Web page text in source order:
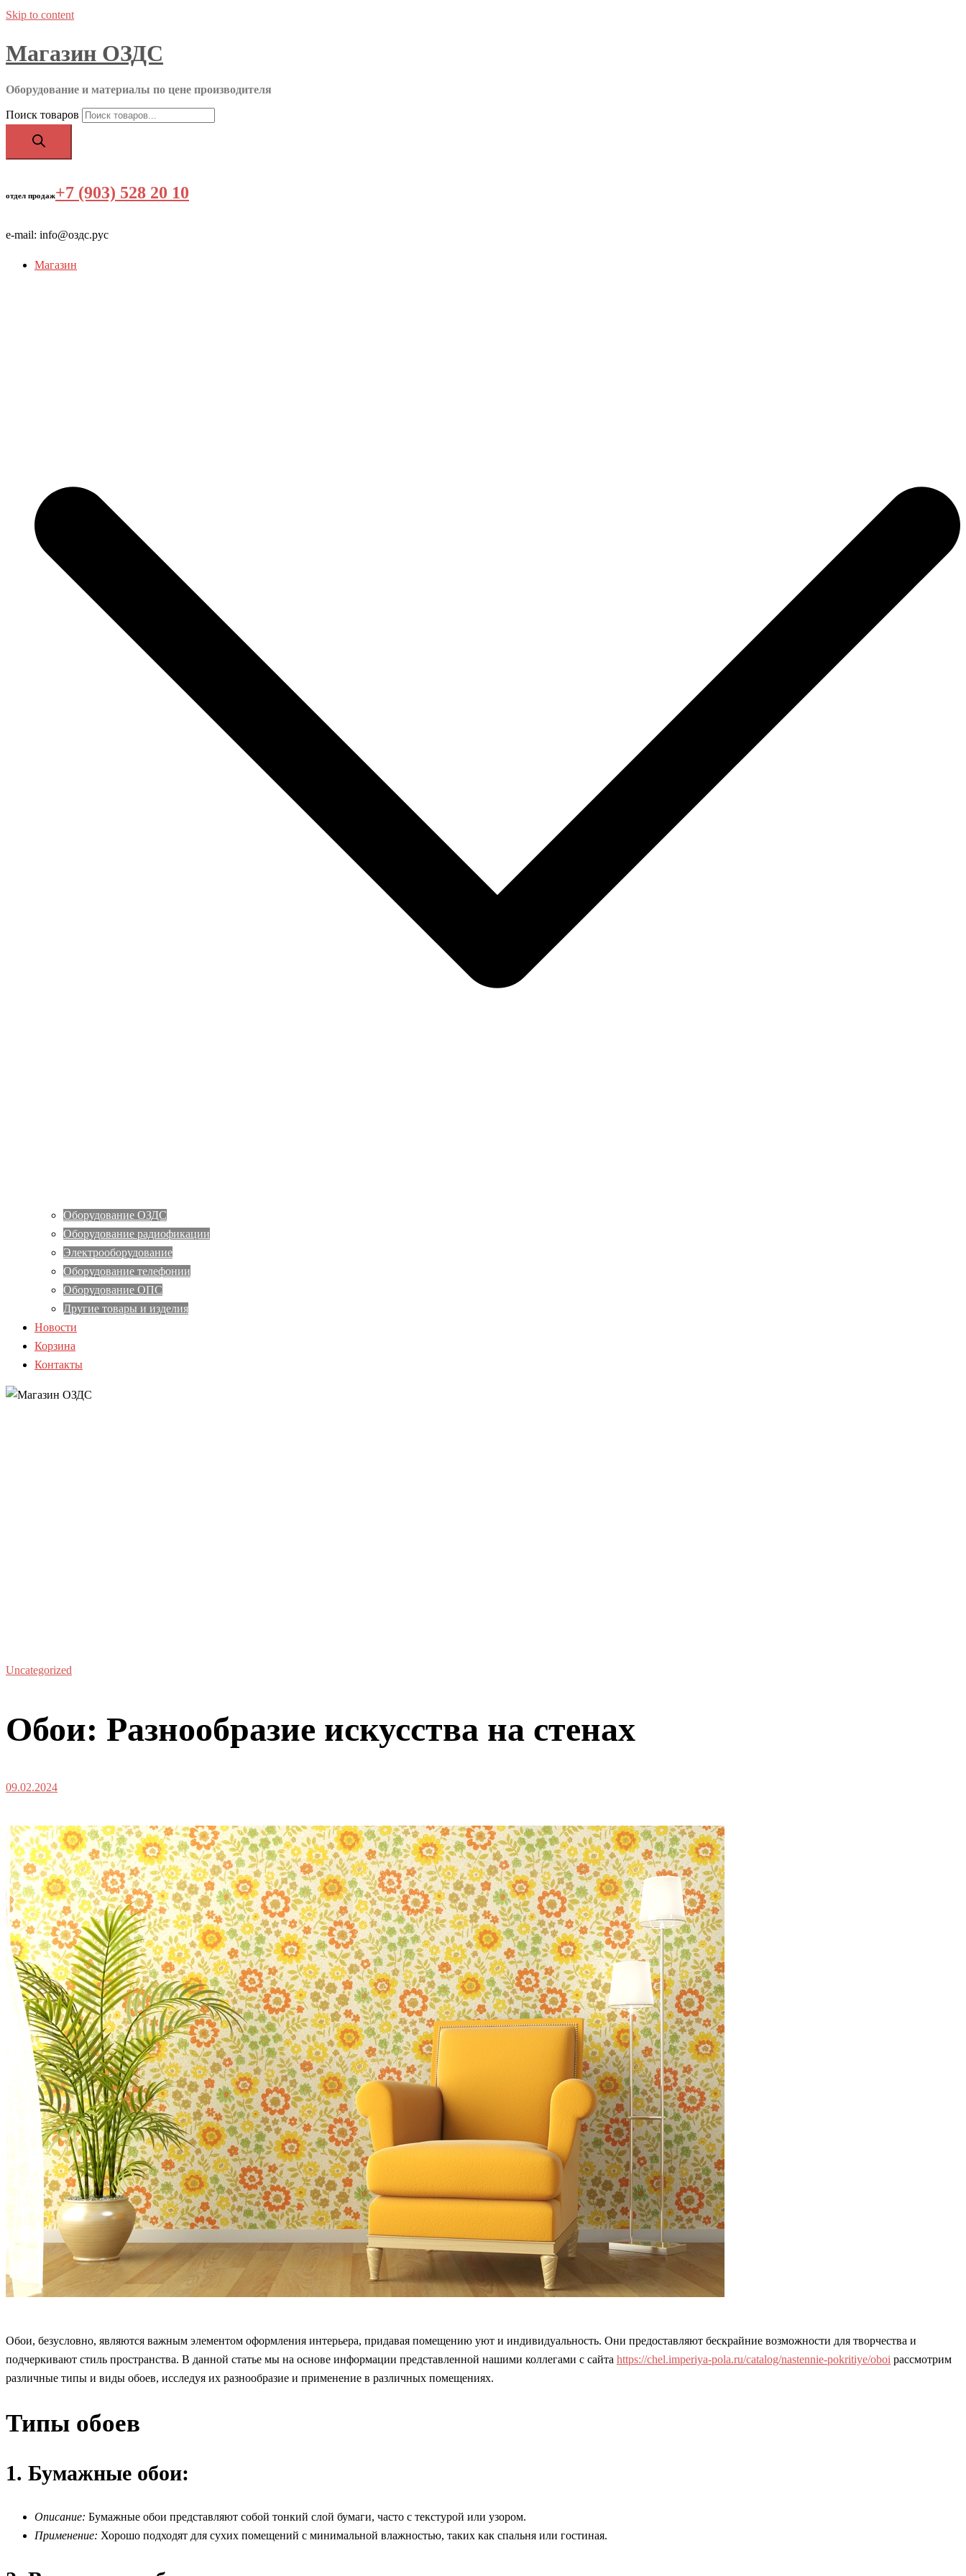
Skip to content
Магазин ОЗДС
Оборудование и материалы по цене производителя
Поиск товаров
отдел продаж+7 (903) 528 20 10
e-mail: info@оздс.рус
Магазин
Оборудование ОЗДС
Оборудование радиофикации
Электрооборудование
Оборудование телефонии
Оборудование ОПС
Другие товары и изделия
Новости
Корзина
Контакты
Uncategorized
Обои: Разнообразие искусства на стенах
09.02.2024
Обои, безусловно, являются важным элементом оформления интерьера, придавая помещению уют и индивидуальность. Они предоставляют бескрайние возможности для творчества и
подчеркивают стиль пространства. В данной статье мы на основе информации представленной нашими коллегами с сайта https://chel.imperiya-pola.ru/catalog/nastennie-pokritiye/oboi рассмотрим
различные типы и виды обоев, исследуя их разнообразие и применение в различных помещениях.
Типы обоев
1. Бумажные обои:
Описание: Бумажные обои представляют собой тонкий слой бумаги, часто с текстурой или узором.
Применение: Хорошо подходят для сухих помещений с минимальной влажностью, таких как спальня или гостиная.